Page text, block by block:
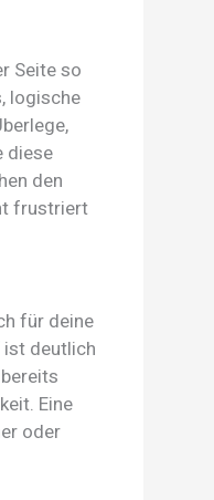
Seite so
logische
diese
den
frustriert
für deine
ist deutlich
Eine
oder